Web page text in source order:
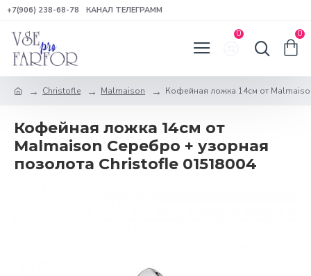
+7(906) 238-68-78 КАНАЛ ТЕЛЕГРАММ
0 0
Christofle Malmaison Кофейная ложка 14см от
Кофейная ложка 14см от
Malmaison Серебро + узорная
позолота Christofle 01518004